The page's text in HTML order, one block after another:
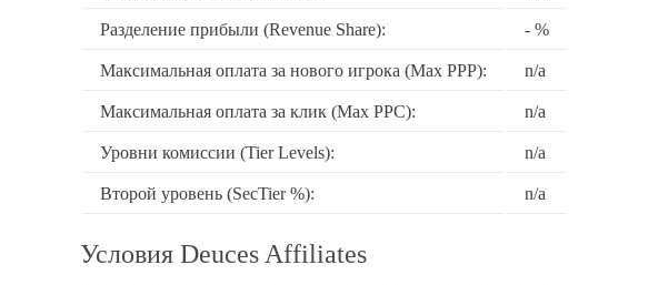
Разделение прибыли (Revenue Share): - %
Максимальная оплата за нового игрока (Max PPP): n/a
Максимальная оплата за клик (Max PPC): n/a
Уровни комиссии (Tier Levels): n/a
Второй уровень (SecTier %): n/a
Условия Deuces Affiliates